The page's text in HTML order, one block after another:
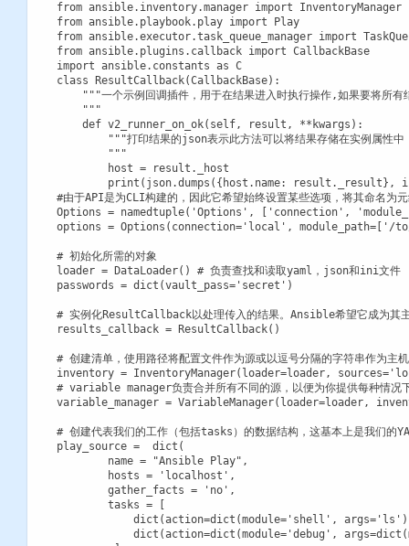
from ansible.inventory.manager import InventoryManager
from ansible.playbook.play import Play
from ansible.executor.task_queue_manager import
from ansible.plugins.callback import CallbackBase
import ansible.constants as C
class ResultCallback(CallbackBase):
"""一个示例回调插件，用于在结果进入时执行操作,如果要将所有结
"""
def v2_runner_on_ok(self, result, **kwargs):
"""打印结果的json表示此方法可以将结果存储在实例属性中，
"""
host = result._host
print(json.dumps({host.name: result._result},
#由于API是为CLI构建的，因此它希望始终设置某些选项，将其命名
Options = namedtuple('Options', ['connection',
options = Options(connection='local', module_path=['/to/
# 初始化所需的对象
loader = DataLoader() # 负责查找和读取yaml，json和ini文件
passwords = dict(vault_pass='secret')
# 实例化ResultCallback以处理传入的结果。Ansible希望它成为其
results_callback = ResultCallback()
# 创建清单，使用路径将配置文件作为源或以逗号分隔的字符串作为主机
inventory = InventoryManager(loader=loader,
# variable manager负责合并所有不同的源，以便为你提供每种情况
variable_manager = VariableManager(loader=loader,
# 创建代表我们的工作（包括tasks）的数据结构，这基本上是我们的
play_source =  dict(
name = "Ansible Play",
hosts = 'localhost',
gather_facts = 'no',
tasks = [
dict(action=dict(module='shell', args='ls'),
dict(action=dict(module='debug',